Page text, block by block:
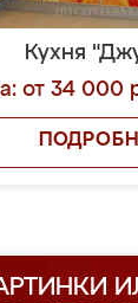
Кухня
от 34 000